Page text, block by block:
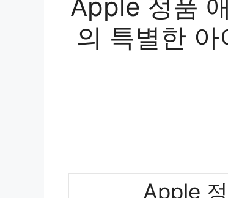
Apple 정품
의 특별한
Apple